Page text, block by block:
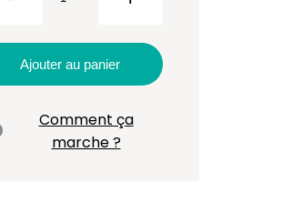
Ajouter au panier
Comment ça
marche ?